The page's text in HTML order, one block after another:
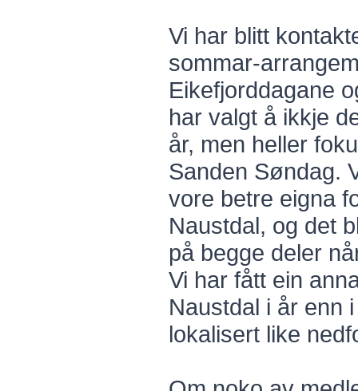
Vi har blitt
sommar-
Eikefjorddagane
har valgt å ikkje
år, men heller
Sanden Søndag.
vore betre eigna
Naustdal, og det
på begge deler
Vi har fått ein
Naustdal i år enn
lokalisert like